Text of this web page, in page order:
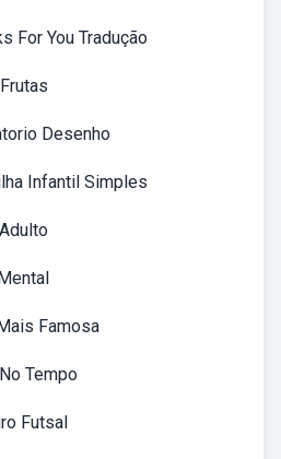
For You Tradução
Desenho
Infantil Simples
Famosa
Tempo
Futsal